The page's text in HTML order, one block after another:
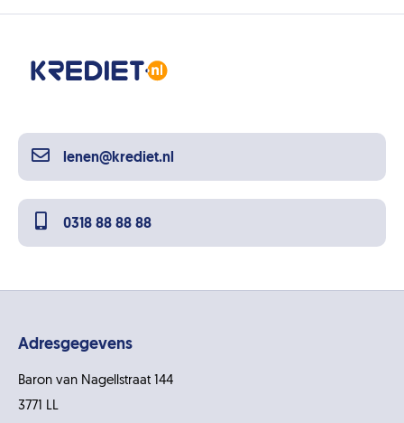
lenen@krediet.nl
0318 88 88 88
Adresgegevens
Baron van Nagellstraat 144
3771 LL